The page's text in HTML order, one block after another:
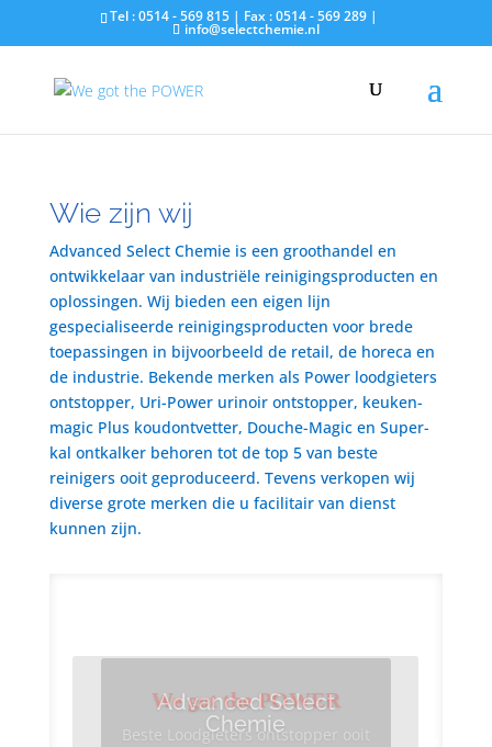
Tel : 0514 - 569 815 | Fax : 0514 - 569 289 |
info@selectchemie.nl
Wie zijn wij
Advanced Select Chemie is een groothandel en
ontwikkelaar van industriële reinigingsproducten en
oplossingen. Wij bieden een eigen lijn
gespecialiseerde reinigingsproducten voor brede
toepassingen in bijvoorbeeld de retail, de horeca en
de industrie. Bekende merken als Power loodgieters
ontstopper, Uri-Power urinoir ontstopper, keuken-
magic Plus koudontvetter, Douche-Magic en Super-
kal ontkalker behoren tot de top 5 van beste
reinigers ooit geproduceerd. Tevens verkopen wij
diverse grote merken die u facilitair van dienst
kunnen zijn.
Advanced Select
Chemie
We got the POWER
Beste Loodgieters ontstopper ooit